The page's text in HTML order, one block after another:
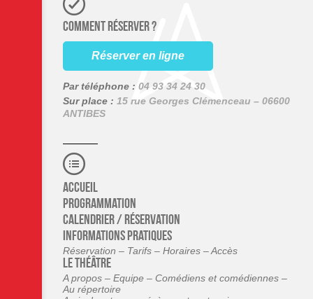
COMMENT RÉSERVER ?
Réserver en ligne
Par téléphone : 04 93 34 24 30
Sur place : 15 rue Georges Clémenceau – 06600
ANTIBES
Accueil
Programmation
Calendrier / Réservation
Informations pratiques
Réservation – Tarifs – Horaires – Accès
Le théâtre
A propos – Equipe – Comédiens et comédiennes –
Au répertoire